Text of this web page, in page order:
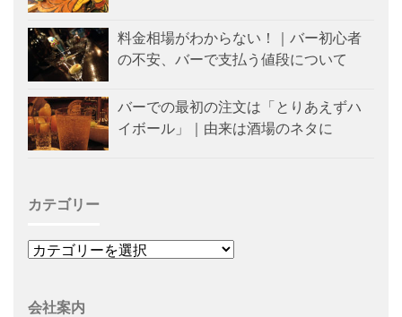
料金相場がわからない！｜バー初心者
の不安、バーで支払う値段について
バーでの最初の注文は「とりあえずハ
イボール」｜由来は酒場のネタに
カテゴリー
会社案内